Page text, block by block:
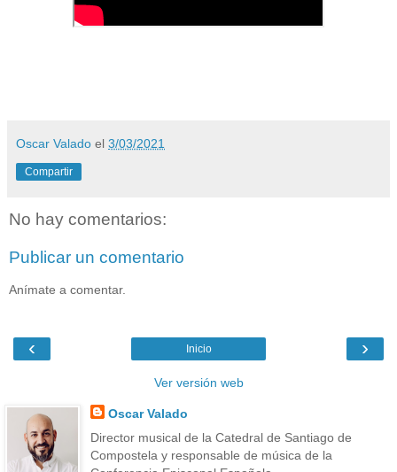
Oscar Valado el 3/03/2021
Compartir
No hay comentarios:
Publicar un comentario
Anímate a comentar.
‹ ›
Inicio
Ver versión web
Oscar Valado
Director musical de la Catedral de Santiago de
Compostela y responsable de música de la